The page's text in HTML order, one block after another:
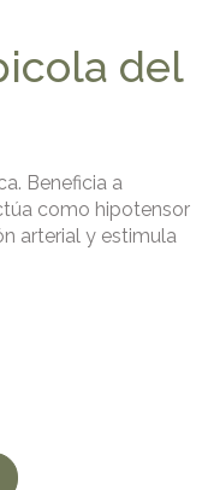
del
Beneficia a
como hipotensor
arterial y estimula